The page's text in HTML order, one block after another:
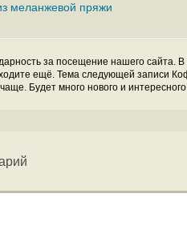
меланжевой пряжи
за посещение нашего сайта.
ещё. Тема следующей записи
Будет много нового и